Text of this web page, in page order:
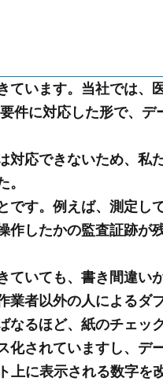
ています。当社では、
件に対応した形で、デ
対応できないため、私
です。例えば、測定し
作したかの監査証跡が
ていても、書き間違い
業者以外の人によるダ
なるほど、紙のチェッ
化されていますし、デ
上に表示される数字を